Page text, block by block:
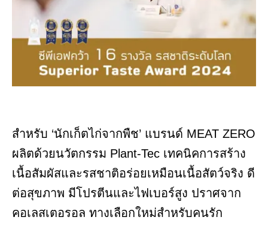
สำหรับ ‘นักเก็ตไก่จากพืช’ แบรนด์ MEAT ZERO
ผลิตด้วยนวัตกรรม Plant-Tec เทคนิคการสร้าง
เนื้อสัมผัสและรสชาติอร่อยเหมือนเนื้อสัตว์จริง ดี
ต่อสุขภาพ มีโปรตีนและไฟเบอร์สูง ปราศจาก
คอเลสเตอรอล ทางเลือกใหม่สำหรับคนรัก